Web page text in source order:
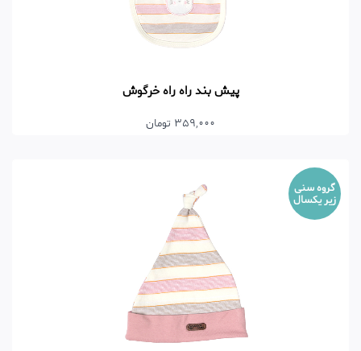
پیش بند راه راه خرگوش
359,000 تومان
گروه سنی
زیر یکسال